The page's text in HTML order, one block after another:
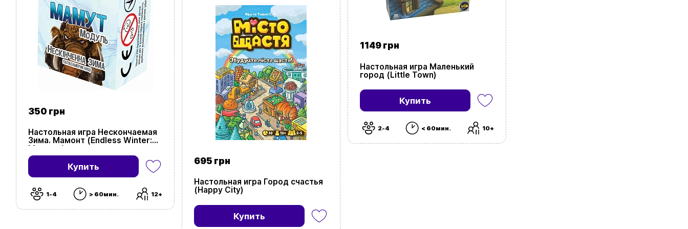
350 грн
Настольная игра Нескончаемая
Зима. Мамонт (Endless Winter:
Mammut)
Купить
1-4 > 60мин. 12+
695 грн
Настольная игра Город счастья
(Happy City)
Купить
1149 грн
Настольная игра Маленький
город (Little Town)
Купить
2-4 < 60мин. 10+